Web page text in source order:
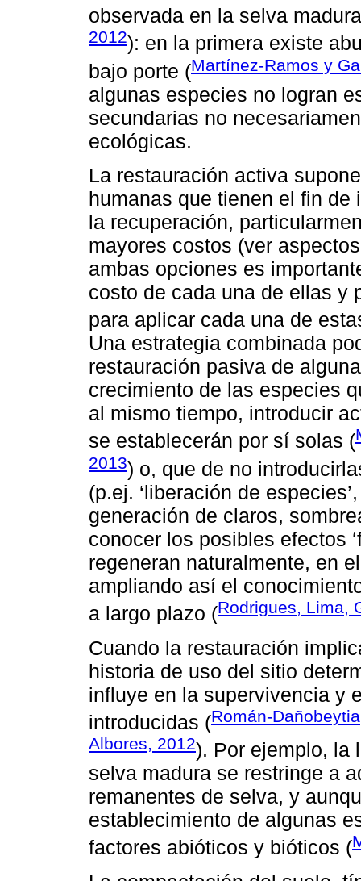
observada en la selva
2012): en la primera existe
bajo porte (Martínez-Ramos y
algunas especies no logran
secundarias no
ecológicas.
La restauración activa
humanas que tienen el fin
la recuperación,
mayores costos (ver
ambas opciones es
costo de cada una de ellas y
para aplicar cada una de
Una estrategia combinada
restauración pasiva de
crecimiento de las especies
al mismo tiempo, introducir
se establecerán por sí solas (
2013) o, que de no
(p.ej. ‘liberación de
generación de claros,
conocer los posibles efectos
regeneran naturalmente, en
ampliando así el
a largo plazo (Rodrigues, Lima,
Cuando la restauración
historia de uso del sitio
influye en la supervivencia y
introducidas (Román-
Albores, 2012). Por ejemplo, la
selva madura se restringe a
remanentes de selva, y
establecimiento de algunas
factores abióticos y bióticos (